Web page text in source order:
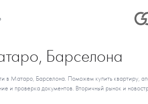
Барселона
Матаро, Барселона. Поможем купить квартиру,
и проверка документов. Вторичный рынок и